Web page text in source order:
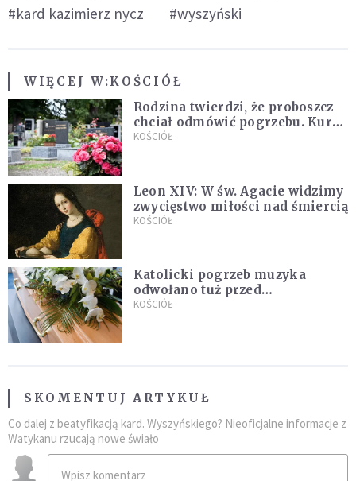
#kard kazimierz nycz
#wyszyński
WIĘCEJ W:KOŚCIÓŁ
Rodzina twierdzi, że proboszcz
chciał odmówić pogrzebu. Kuria
zapowiada wyjaśnienia
KOŚCIÓŁ
Leon XIV: W św. Agacie widzimy
zwycięstwo miłości nad śmiercią
KOŚCIÓŁ
Katolicki pogrzeb muzyka
odwołano tuż przed
uroczystością. Powodem była
KOŚCIÓŁ
SKOMENTUJ ARTYKUŁ
Co dalej z beatyfikacją kard. Wyszyńskiego? Nieoficjalne informacje z
Watykanu rzucają nowe świało